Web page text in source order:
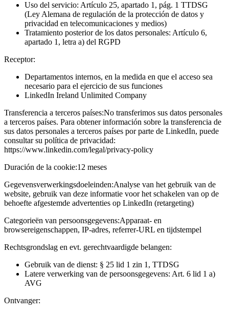
Uso del servicio: Artículo 25, apartado 1, pág. 1 TTDSG
(Ley Alemana de regulación de la protección de datos y
privacidad en telecomunicaciones y medios)
Tratamiento posterior de los datos personales: Artículo 6,
apartado 1, letra a) del RGPD
Receptor:
Departamentos internos, en la medida en que el acceso sea
necesario para el ejercicio de sus funciones
LinkedIn Ireland Unlimited Company
Transferencia a terceros países:No transferimos sus datos personales
a terceros países. Para obtener información sobre la transferencia de
sus datos personales a terceros países por parte de LinkedIn, puede
consultar su política de privacidad:
https://www.linkedin.com/legal/privacy-policy
Duración de la cookie:12 meses
Gegevensverwerkingsdoeleinden:Analyse van het gebruik van de
website, gebruik van deze informatie voor het schakelen van op de
behoefte afgestemde advertenties op LinkedIn (retargeting)
Categorieën van persoonsgegevens:Apparaat- en
browsereigenschappen, IP-adres, referrer-URL en tijdstempel
Rechtsgrondslag en evt. gerechtvaardigde belangen:
Gebruik van de dienst: § 25 lid 1 zin 1, TTDSG
Latere verwerking van de persoonsgegevens: Art. 6 lid 1 a)
AVG
Ontvanger: